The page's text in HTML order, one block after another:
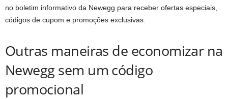
no boletim informativo da Newegg para receber ofertas especiais,
códigos de cupom e promoções exclusivas.
Outras maneiras de economizar na
Newegg sem um código
promocional